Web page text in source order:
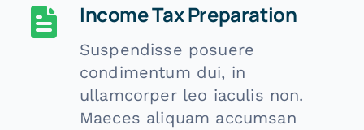
Income Tax Preparation
Suspendisse posuere
condimentum dui, in
ullamcorper leo iaculis non.
Maeces aliquam accumsan